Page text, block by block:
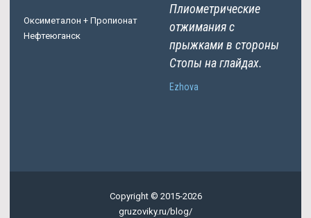
Оксиметалон + Пропионат
Нефтеюганск
Плиометрические
отжимания с
прыжками в стороны
Стопы на глайдах.
Ezhova
Copyright © 2015-2026
gruzoviky.ru/blog/